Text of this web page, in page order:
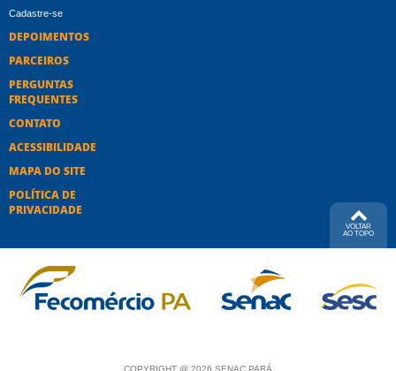
Cadastre-se
DEPOIMENTOS
PARCEIROS
PERGUNTAS
FREQUENTES
CONTATO
ACESSIBILIDADE
MAPA DO SITE
POLÍTICA DE
PRIVACIDADE
VOLTAR
AO TOPO
COPYRIGHT @ 2026 SENAC PARÁ